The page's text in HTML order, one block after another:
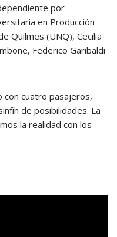
por
en Producción
Quilmes (UNQ), Cecilia
Federico Garibaldi
con cuatro pasajeros,
de posibilidades. La
la realidad con los